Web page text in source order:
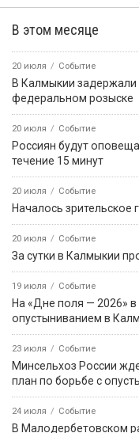
В этом месяце
20 июля Событие
В Калмыкии
федеральном розыске
20 июля Событие
Россиян будут
течение 15 минут
20 июля Событие
Началось зрительское
20 июля Событие
За сутки в Калмыкии
19 июля Событие
На «Дне поля — 2026»
опустыниванием в
23 июля Событие
Минсельхоз России
план по борьбе с
24 июля Событие
В Малодербетовском